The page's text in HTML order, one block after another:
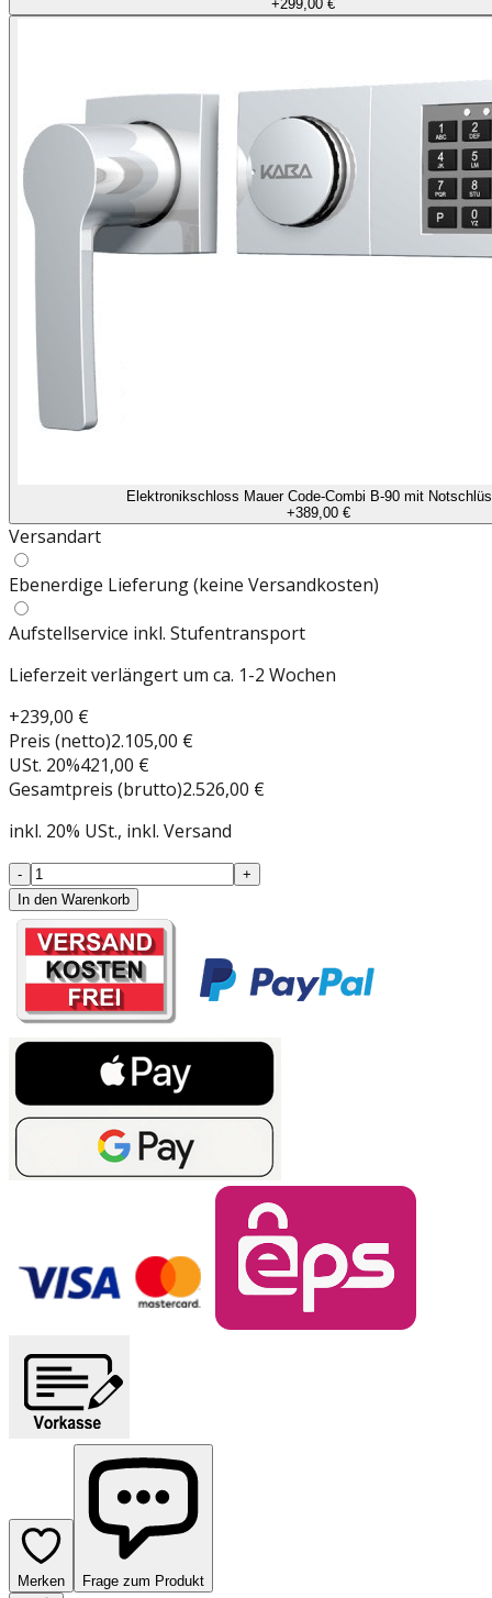
+299,00 €
Elektronikschloss Mauer Code-Combi B-90 mit
+389,00 €
Versandart
Ebenerdige Lieferung (keine Versandkosten)
Aufstellservice inkl. Stufentransport
Lieferzeit verlängert um ca. 1-2 Wochen
+239,00 €
Preis (netto)2.105,00 €
USt. 20%421,00 €
Gesamtpreis (brutto)2.526,00 €
inkl. 20% USt., inkl. Versand
-
+
In den Warenkorb
Merken Frage zum Produkt